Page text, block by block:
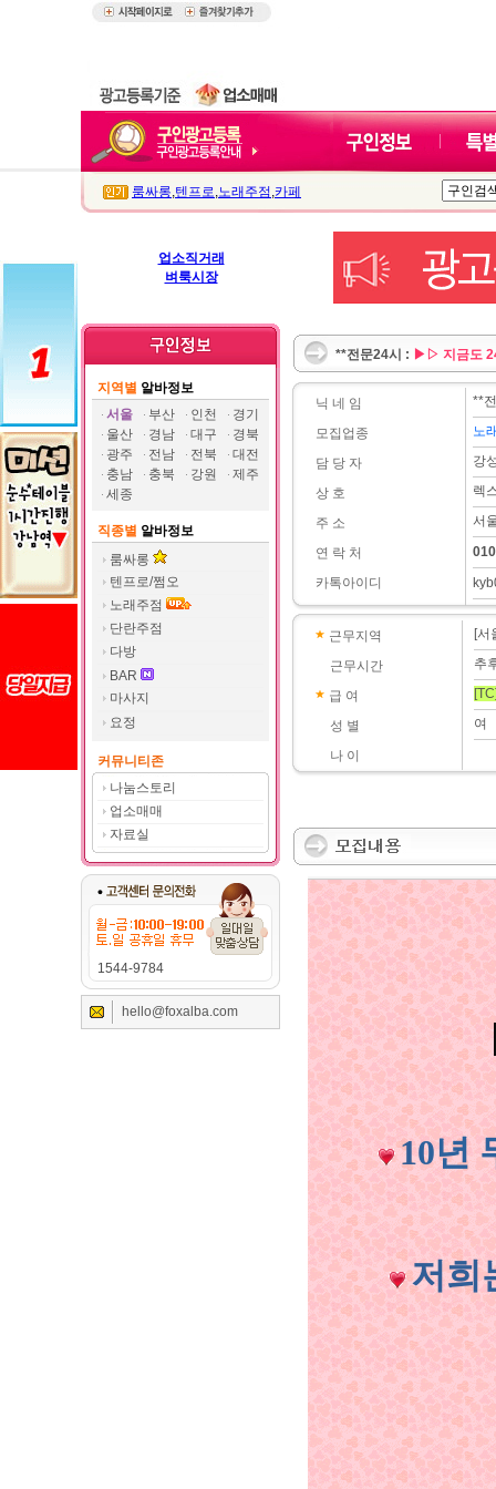
룸싸롱,텐프로,노래주점 ,카페
업소직거래
벼룩시장
지역별 알바정보
서울
부산 인천
경기
울산
경남 대구
경북
광주
전남 전북
대전
충남
충북 강원
제주
세종
직종별 알바정보
룸싸롱
텐프로/쩜오
노래주점
단란주점
다방
BAR
마사지
요정
커뮤니티존
나눔스토리
업소매매
자료실
1544-9784
hello@foxalba.com
**전문24시 : ▶▷ 지금도
닉 네 임
모집업종
담 당 자
상 호
주 소
연 락 처
카톡아이디
**
노
강
렉
서
근무지역
근무시간
급 여
성 별
나 이
[서
추
여
10년
저희